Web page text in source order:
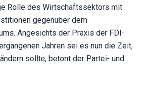
Rolle des Wirtschaftssektors mit
gegenüber dem
Angesichts der Praxis der FDI-
Jahren sei es nun die Zeit,
sollte, betont der Partei- und